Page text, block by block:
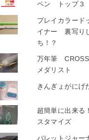
ペン トップ３
プレイカラード
イナー 裏写り
ち！？
万年筆
メダリスト
きんぎょがにげ
超簡単に出来
スタマイズ
バレットジャー